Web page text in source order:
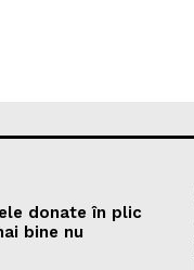
donate în plic
bine nu